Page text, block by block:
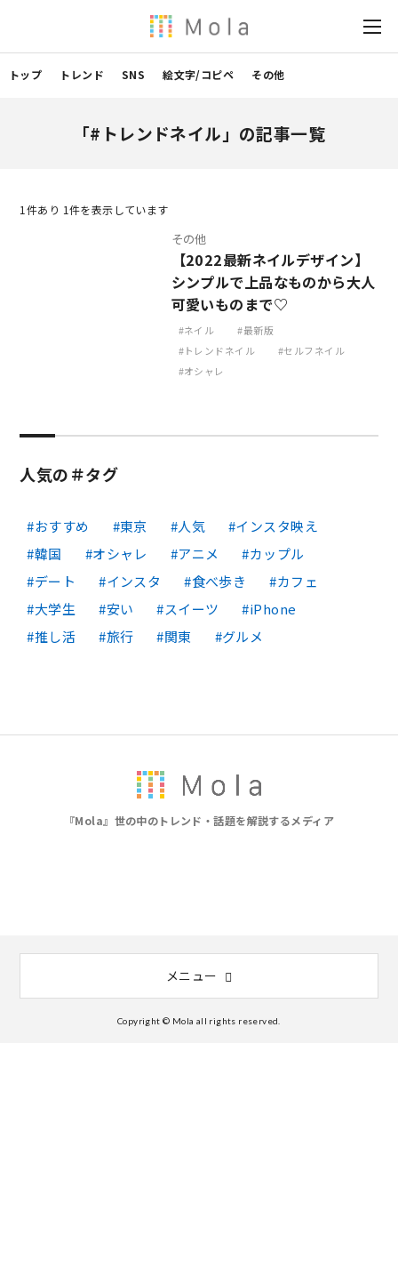
トップ トレンド SNS 絵文字/コピペ その他
「#トレンドネイル」の記事一覧
1 件あり 1件を表示しています
その他
【2022最新ネイルデザイン】
シンプルで上品なものから大人
可愛いものまで♡
ネイル
最新版
トレンドネイル
セルフネイル
オシャレ
人気の＃タグ
おすすめ 東京 人気
インスタ映え
韓国
オシャレ アニメ
カップル
デート
インスタ 食べ歩き
カフェ
大学生
安い スイーツ
iPhone
推し活
旅行 関東 グルメ
『Mola』世の中のトレンド・話題を解説するメディア
メニュー
Copyright © Mola all rights reserved.